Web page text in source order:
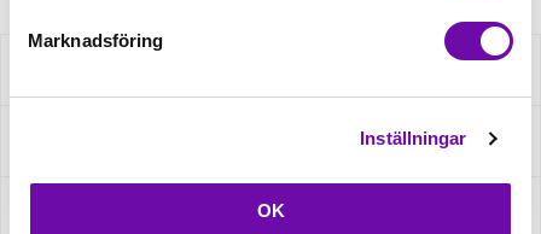
Marknadsföring
Inställningar
OK